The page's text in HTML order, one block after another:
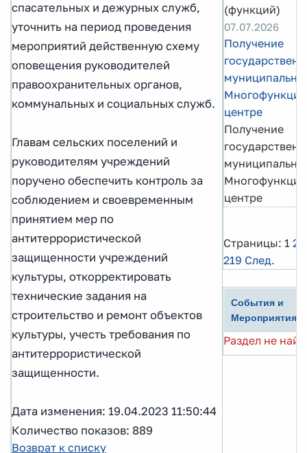
спасательных и дежурных служб,
уточнить на период проведения
мероприятий действенную схему
оповещения руководителей
правоохранительных органов,
коммунальных и социальных служб.
Главам сельских поселений и
руководителям учреждений
поручено обеспечить контроль за
соблюдением и своевременным
принятием мер по
антитеррористической
защищенности учреждений
культуры, откорректировать
технические задания на
строительство и ремонт объектов
культуры, учесть требования по
антитеррористической
защищенности.
Дата изменения: 19.04.2023 11:50:44
Количество показов: 889
Возврат к списку
(функций)
07.07.2026
Получение
центре
Получение
центре
Страницы: 1 2
219 След.
События и
Мероприятия
Раздел не